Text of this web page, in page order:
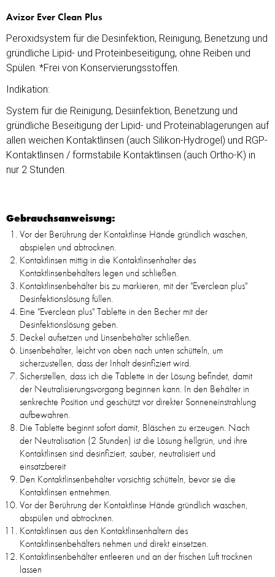
Avizor Ever Clean Plus
Peroxidsystem für die Desinfektion, Reinigung, Benetzung und
gründliche Lipid- und Proteinbeseitigung, ohne Reiben und
Spülen. *Frei von Konservierungsstoffen.
Indikation:
System für die Reinigung, Desiinfektion, Benetzung und
gründliche Beseitigung der Lipid- und Proteinablagerungen auf
allen weichen Kontaktlinsen (auch Silikon-Hydrogel) und RGP-
Kontaktlinsen / formstabile Kontaktlinsen (auch Ortho-K) in
nur 2 Stunden.
Gebrauchsanweisung:
Vor der Berührung der Kontaktlinse Hände gründlich waschen,
abspielen und abtrocknen.
Kontaktlinsen mittig in die Kontaktlinsenhalter des
Kontaktlinsenbehälters legen und schließen.
Kontaktlinsenbehälter bis zu markieren, mit der "Everclean plus"
Desinfektionslösung füllen.
Eine "Everclean plus" Tablette in den Becher mit der
Desinfektionslösung geben.
Deckel aufsetzen und Linsenbehälter schließen.
Linsenbehälter, leicht von oben nach unten schütteln, um
sicherzustellen, dass der Inhalt desinfiziert wird.
Sicherstellen, dass ich die Tablette in der Lösung befindet, damit
der Neutralisierungsvorgang beginnen kann. In den Behälter in
senkrechte Position und geschützt vor direkter Sonneneinstrahlung
aufbewahren.
Die Tablette beginnt sofort damit, Bläschen zu erzeugen. Nach
der Neutralisation (2 Stunden) ist die Lösung hellgrün, und ihre
Kontaktlinsen sind desinfiziert, sauber, neutralisiert und
einsatzbereit
Den Kontaktlinsenbehälter vorsichtig schütteln, bevor sie die
Kontaktlinsen entnehmen.
Vor der Berührung der Kontaktlinse Hände gründlich waschen,
abspülen und abtrocknen.
Kontaktlinsen aus den Kontaktlinsenhaltern des
Kontaktlinsenbehälters nehmen und direkt einsetzen.
Kontaktlinsenbehälter entleeren und an der frischen Luft trocknen
lassen